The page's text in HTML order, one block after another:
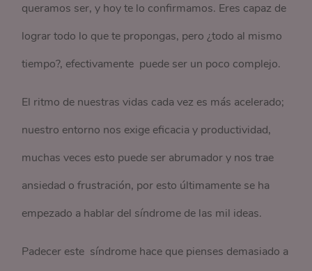
queramos ser, y hoy te lo confirmamos. Eres capaz de
lograr todo lo que te propongas, pero ¿todo al mismo
tiempo?, efectivamente puede ser un poco complejo.
El ritmo de nuestras vidas cada vez es más acelerado;
nuestro entorno nos exige eficacia y productividad,
muchas veces esto puede ser abrumador y nos trae
ansiedad o frustración, por esto últimamente se ha
empezado a hablar del síndrome de las mil ideas.
Padecer este síndrome hace que pienses demasiado a